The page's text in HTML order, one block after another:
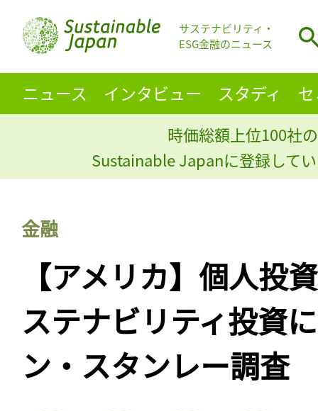
サステナビリティ・
ESG金融のニュース
ニュース インタビュー スタディ
時価総額上位100社
Sustainable Japanに登録して
金融
【アメリカ】個人投
ステナビリティ投資
ン・スタンレー調査